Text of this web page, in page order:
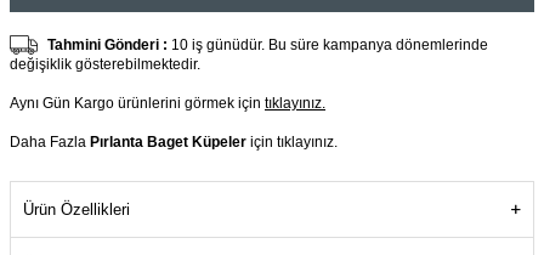
Tahmini Gönderi : 10 iş günüdür. Bu süre kampanya dönemlerinde
değişiklik gösterebilmektedir.
Aynı Gün Kargo ürünlerini görmek için tıklayınız.
Daha Fazla Pırlanta Baget Küpeler için tıklayınız.
Ürün Özellikleri